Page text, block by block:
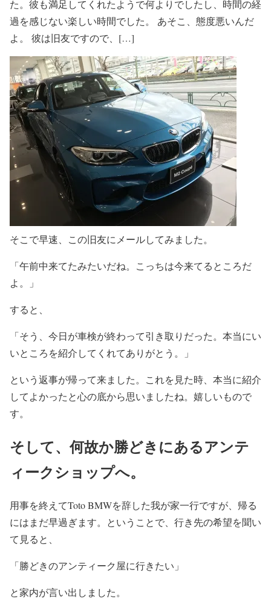
た。彼も満足してくれたようで何よりでしたし、時間の経
過を感じない楽しい時間でした。 あそこ、態度悪いんだ
よ。 彼は旧友ですので、[…]
そこで早速、この旧友にメールしてみました。
「午前中来てたみたいだね。こっちは今来てるところだ
よ。」
すると、
「そう、今日が車検が終わって引き取りだった。本当にい
いところを紹介してくれてありがとう。」
という返事が帰って来ました。これを見た時、本当に紹介
してよかったと心の底から思いましたね。嬉しいもので
す。
そして、何故か勝どきにあるアンテ
ィークショップへ。
用事を終えてToto BMWを辞した我が家一行ですが、帰る
にはまだ早過ぎます。ということで、行き先の希望を聞い
て見ると、
「勝どきのアンティーク屋に行きたい」
と家内が言い出しました。